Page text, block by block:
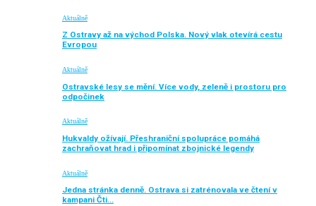
Aktuálně
Z Ostravy až na východ Polska. Nový vlak otevírá cestu
Evropou
Aktuálně
Ostravské lesy se mění. Více vody, zeleně i prostoru pro
odpočinek
Aktuálně
Hukvaldy ožívají. Přeshraniční spolupráce pomáhá
zachraňovat hrad i připomínat zbojnické legendy
Aktuálně
Jedna stránka denně. Ostrava si zatrénovala ve čtení v
kampani Čti…